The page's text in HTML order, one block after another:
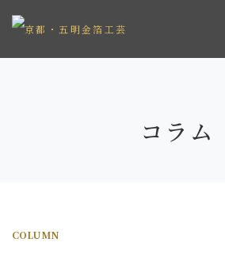
コラム
COLUMN